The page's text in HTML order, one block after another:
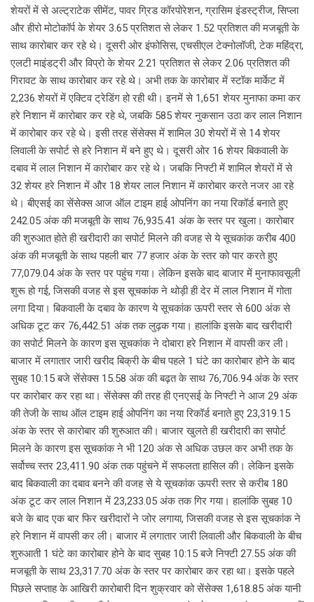
शेयरों में से अल्ट्राटेक सीमेंट, पावर ग्रिड कॉरपोरेशन, ग्रासिम इंडस्ट्रीज, सिप्ला
और हीरो मोटोकॉर्प के शेयर 3.65 प्रतिशत से लेकर 1.52 प्रतिशत की मजबूती के
साथ कारोबार कर रहे थे। दूसरी ओर इंफोसिस, एचसीएल टेक्नोलॉजी, टेक महिंद्रा,
एलटी माइंडट्री और विप्रो के शेयर 2.21 प्रतिशत से लेकर 2.06 प्रतिशत की
गिरावट के साथ कारोबार कर रहे थे। अभी तक के कारोबार में स्टॉक मार्केट में
2,236 शेयरों में एक्टिव ट्रेडिंग हो रही थी। इनमें से 1,651 शेयर मुनाफा कमा कर
हरे निशान में कारोबार कर रहे थे, जबकि 585 शेयर नुकसान उठा कर लाल निशान
में कारोबार कर रहे थे। इसी तरह सेंसेक्स में शामिल 30 शेयरों में से 14 शेयर
लिवाली के सपोर्ट से हरे निशान में बने हुए थे। दूसरी ओर 16 शेयर बिकवाली के
दबाव में लाल निशान में कारोबार कर रहे थे। जबकि निफ्टी में शामिल शेयरों में से
32 शेयर हरे निशान में और 18 शेयर लाल निशान में कारोबार करते नजर आ रहे
थे। बीएसई का सेंसेक्स आज ऑल टाइम हाई ओपनिंग का नया रिकॉर्ड बनाते हुए
242.05 अंक की मजबूती के साथ 76,935.41 अंक के स्तर पर खुला। कारोबार
की शुरुआत होते ही खरीदारी का सपोर्ट मिलने की वजह से ये सूचकांक करीब 400
अंक की मजबूती के साथ पहली बार 77 हजार अंक के स्तर को पार करते हुए
77,079.04 अंक के स्तर पर पहुंच गया। लेकिन इसके बाद बाजार में मुनाफावसूली
शुरू हो गई, जिसकी वजह से इस सूचकांक ने थोड़ी ही देर में लाल निशान में गोता
लगा दिया। बिकवाली के दबाव के कारण ये सूचकांक ऊपरी स्तर से 600 अंक से
अधिक टूट कर 76,442.51 अंक तक लुढ़क गया। हालांकि इसके बाद खरीदारी
का सपोर्ट मिलने के कारण इस सूचकांक ने दोबारा हरे निशान में वापसी कर ली।
बाजार में लगातार जारी खरीद बिक्री के बीच पहले 1 घंटे का कारोबार होने के बाद
सुबह 10:15 बजे सेंसेक्स 15.58 अंक की बढ़त के साथ 76,706.94 अंक के स्तर
पर कारोबार कर रहा था। सेंसेक्स की तरह ही एनएसई के निफ्टी ने आज 29 अंक
की तेजी के साथ ऑल टाइम हाई ओपनिंग का नया रिकॉर्ड बनाते हुए 23,319.15
अंक के स्तर से कारोबार की शुरुआत की। बाजार खुलते ही खरीदारी का सपोर्ट
मिलने के कारण इस सूचकांक ने भी 120 अंक से अधिक उछल कर अभी तक के
सर्वोच्च स्तर 23,411.90 अंक तक पहुंचने में सफलता हासिल की। लेकिन इसके
बाद बिकवाली का दबाव बनने की वजह से ये सूचकांक ऊपरी स्तर से करीब 180
अंक टूट कर लाल निशान में 23,233.05 अंक तक गिर गया। हालांकि सुबह 10
बजे के बाद एक बार फिर खरीदारों ने जोर लगाया, जिसकी वजह से इस सूचकांक ने
हरे निशान में वापसी कर ली। बाजार में लगातार जारी लिवाली और बिकवाली के बीच
शुरुआती 1 घंटे का कारोबार होने के बाद सुबह 10:15 बजे निफ्टी 27.55 अंक की
मजबूती के साथ 23,317.70 अंक के स्तर पर कारोबार कर रहा था। इसके पहले
पिछले सप्ताह के आखिरी कारोबारी दिन शुक्रवार को सेंसेक्स 1,618.85 अंक यानी